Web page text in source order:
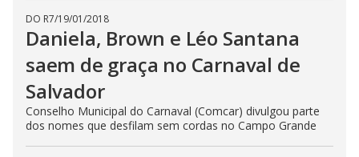
DO R7/19/01/2018
Daniela, Brown e Léo Santana
saem de graça no Carnaval de
Salvador
Conselho Municipal do Carnaval (Comcar) divulgou parte
dos nomes que desfilam sem cordas no Campo Grande